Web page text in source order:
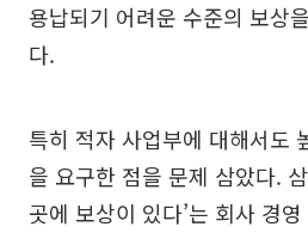
용납되기 어려운 수준의 보상
다.
특히 적자 사업부에 대해서도
을 요구한 점을 문제 삼았다.
곳에 보상이 있다’는 회사 경